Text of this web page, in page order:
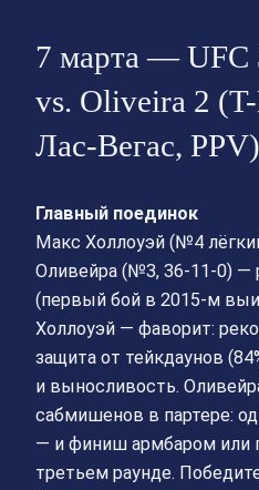
7 марта —
vs. Oliveira 2
Лас-Вегас, PPV)
Главный поединок
Макс Холлоуэй (№4
Оливейра (№3, 36-11-0) —
(первый бой в 2015-м
Холлоуэй — фаворит:
защита от тейкдаунов
и выносливость.
сабмишенов в партере:
— и финиш армбаром или
третьем раунде.